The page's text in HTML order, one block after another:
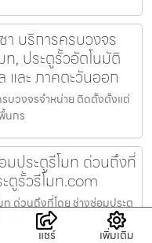
า บริการครบวงจร
, ประตูรั้วอัตโนมัติ
ละ ภาคตะวันออก
รบวงจรจำหน่าย ติดตั้งตั้งแต่
นกร
ประตูรีโมท ด่วนถึงที่
ตูรั้วรีโมท.com
ด่วนถึงที่โดย ช่างซ่อมประตู
ะตูร
แชร์ เพิ่มเติม